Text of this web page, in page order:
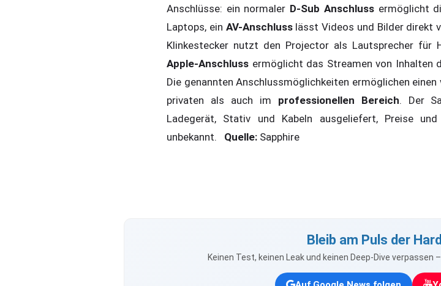
Anschlüsse: ein normaler D-Sub Anschlussermöglicht
Laptops, ein AV-Anschlusslässt Videos und Bilder direkt
Klinkestecker nutzt den Projector als Lautsprecher für
Apple-Anschluss ermöglicht das Streamen von Inhalten
Die genannten Anschlussmöglichkeiten ermöglichen
privaten als auch im professionellen Bereich. Der
Ladegerät, Stativ und Kabeln ausgeliefert, Preise
unbekannt. Quelle: Sapphire
Bleib am Puls der
Keinen Test, keinen Leak und keinen Deep-Dive verpassen